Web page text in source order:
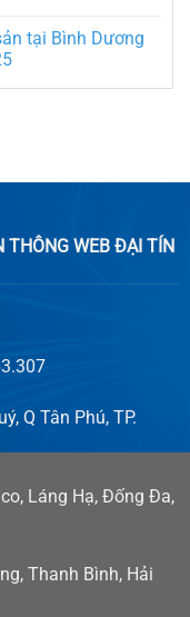
tại Bình Dương
THÔNG WEB ĐẠI TÍN
Q Tân Phú, TP.
Láng Hạ, Đống Đa,
Thanh Bình, Hải